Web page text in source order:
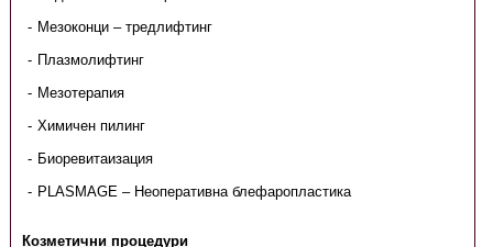
Мезоконци – тредлифтинг
Плазмолифтинг
Мезотерапия
Химичен пилинг
Биоревитаизация
PLASMAGE – Неоперативна блефаропластика
Козметични процедури